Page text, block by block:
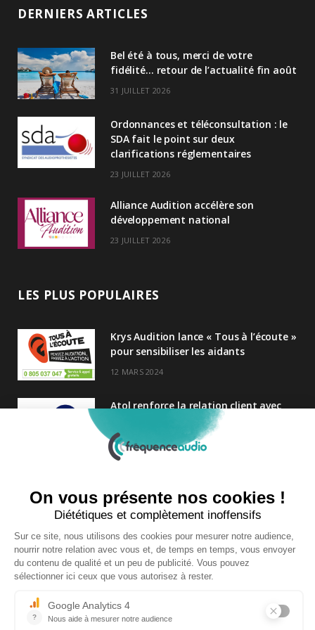
e
n
DERNIERS ARTICLES
Bel été à tous, merci de votre
fidélité… retour de l’actualité fin août
31 JUILLET 2026
Ordonnances et téléconsultation : le
SDA fait le point sur deux
clarifications réglementaires
23 JUILLET 2026
Alliance Audition accélère son
développement national
23 JUILLET 2026
LES PLUS POPULAIRES
Krys Audition lance « Tous à l’écoute »
pour sensibiliser les aidants
12 MARS 2024
Atol renforce la relation client avec
une nouvelle campagne axée sur la
satisfaction
25 FÉVRIER 2025
Audition Conseil
27 MARS 2024